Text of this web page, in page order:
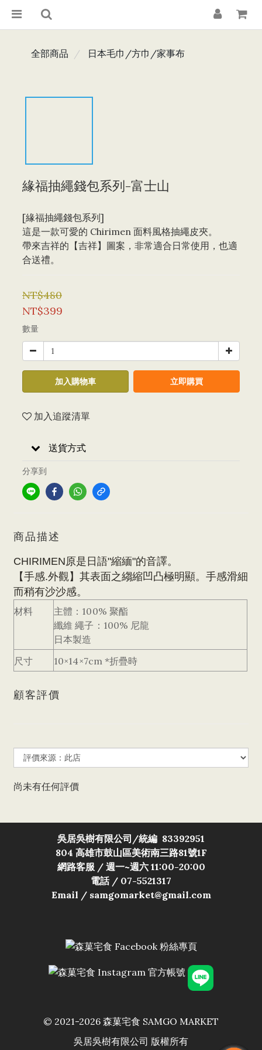
全部商品 日本毛巾/方巾/家事布
緣福抽繩錢包系列-富士山
[緣福抽繩錢包系列]
這是一款可愛的 Chirimen 面料風格抽繩皮夾。
帶來吉祥的【吉祥】圖案，非常適合日常使用，也適
合送禮。
NT$480
NT$399
數量
加入購物車 立即購買
加入追蹤清單
送貨方式
分享到
商品描述
CHIRIMEN原是日語"縮緬"的音譯。
【手感.外觀】其表面之縐縮凹凸極明顯。手感滑細
而稍有沙沙感。
材料
主體：100% 聚酯
纖維 繩子：100% 尼龍
日本製造
尺寸
10×14×7cm *折疊時
顧客評價
尚未有任何評價
吳居吳樹有限公司/統編 83392951
804 高雄市鼓山區美術南三路81號1F
網路客服 / 週一~週六 11:00-20:00
電話 / 07-5521317
Email / samgomarket@gmail.com
© 2021-2026 森菓宅食 SAMGO MARKET
吳居吳樹有限公司 版權所有